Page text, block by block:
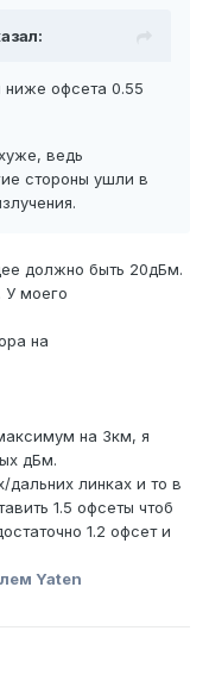
офсета 0.55
ведь
стороны ушли в
должно быть 20дБм.
У моего
на
на 3км, я
дБм.
линках и то в
1.5 офсеты чтоб
1.2 офсет и
Yaten